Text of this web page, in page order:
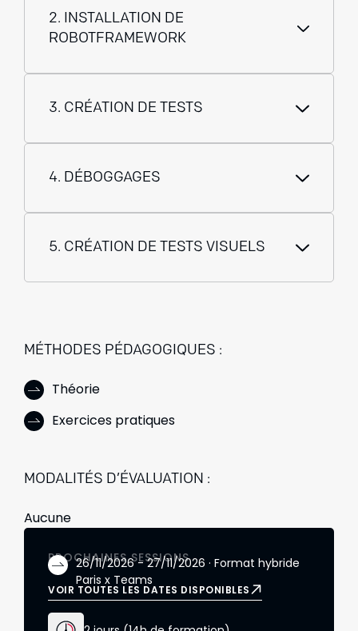
2. INSTALLATION DE
ROBOTFRAMEWORK
3. CRÉATION DE TESTS
4. DÉBOGGAGES
5. CRÉATION DE TESTS VISUELS
MÉTHODES PÉDAGOGIQUES :
Théorie
Exercices pratiques
MODALITÉS D’ÉVALUATION :
Aucune
PROCHAINES SESSIONS
26/11/2026 - 27/11/2026 · Format hybride
Paris x Teams
VOIR TOUTES LES DATES DISPONIBLES